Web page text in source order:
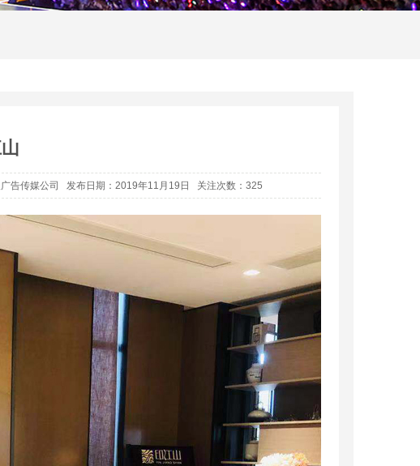
告传媒公司 发布日期：2019年11月19日 关注次数： 325